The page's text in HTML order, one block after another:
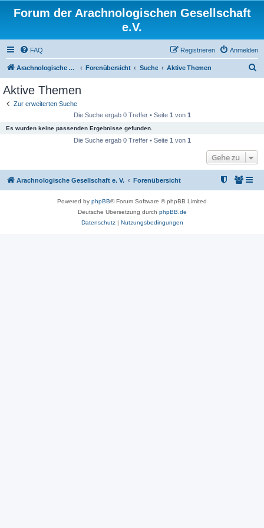
Forum der Arachnologischen Gesellschaft
e.V.
FAQ Anmelden
Registrieren
Arachnologische Gesellschaft e. V. Forenübersicht Suche Aktive Themen
Aktive Themen
Zur erweiterten Suche
Die Suche ergab 0 Treffer • Seite 1 von 1
Es wurden keine passenden Ergebnisse gefunden.
Die Suche ergab 0 Treffer • Seite 1 von 1
Gehe zu
Arachnologische Gesellschaft e. V. Forenübersicht
Powered by phpBB® Forum Software © phpBB Limited
Deutsche Übersetzung durch phpBB.de
Datenschutz| Nutzungsbedingungen